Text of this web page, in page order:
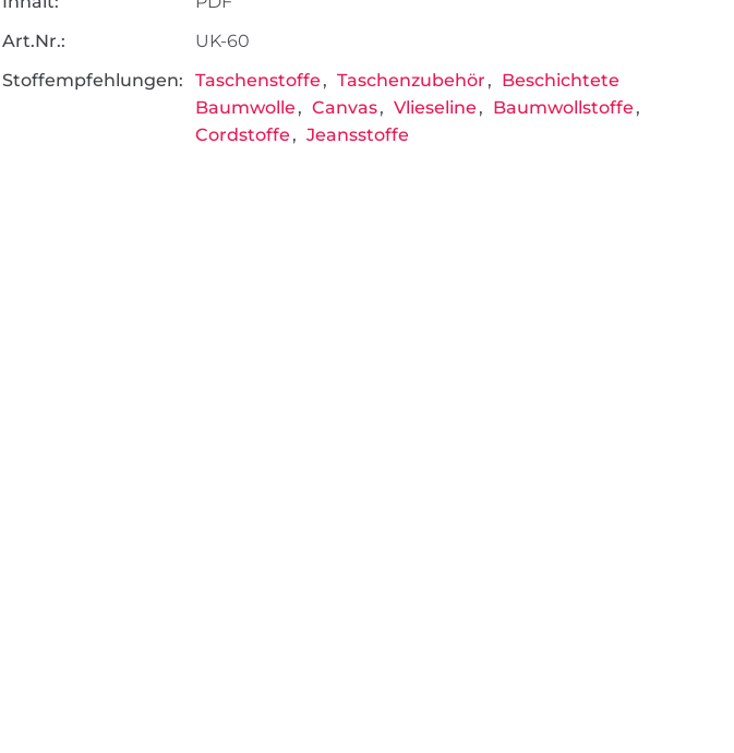
Art.Nr.:
UK-60
Stoffempfehlungen:
Taschenstoffe Taschenzubehör
Beschichtete
Baumwolle
Canvas Vlieseline
Baumwollstoffe
Cordstoffe
Jeansstoffe